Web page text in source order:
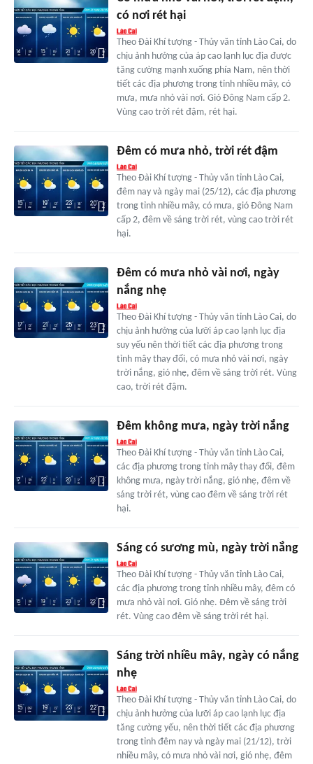
có nơi rét hại
Theo Đài Khí tượng - Thủy văn tỉnh Lào Cai, do
chịu ảnh hưởng của áp cao lạnh lục địa được
tăng cường mạnh xuống phía Nam, nên thời
tiết các địa phương trong tỉnh nhiều mây, có
mưa, mưa nhỏ vài nơi. Gió Đông Nam cấp 2.
Vùng cao trời rét đậm, rét hại.
Đêm có mưa nhỏ, trời rét đậm
Theo Đài Khí tượng - Thủy văn tỉnh Lào Cai,
đêm nay và ngày mai (25/12), các địa phương
trong tỉnh nhiều mây, có mưa, gió Đông Nam
cấp 2, đêm về sáng trời rét, vùng cao trời rét
hại.
Đêm có mưa nhỏ vài nơi, ngày
nắng nhẹ
Theo Đài Khí tượng - Thủy văn tỉnh Lào Cai, do
chịu ảnh hưởng của lưỡi áp cao lạnh lục địa
suy yếu nên thời tiết các địa phương trong
tỉnh mây thay đổi, có mưa nhỏ vài nơi, ngày
trời nắng, gió nhẹ, đêm về sáng trời rét. Vùng
cao, trời rét đậm.
Đêm không mưa, ngày trời nắng
Theo Đài Khí tượng - Thủy văn tỉnh Lào Cai,
các địa phương trong tỉnh mây thay đổi, đêm
không mưa, ngày trời nắng, gió nhẹ, đêm về
sáng trời rét, vùng cao đêm về sáng trời rét
hại.
Sáng có sương mù, ngày trời nắng
Theo Đài Khí tượng - Thủy văn tỉnh Lào Cai,
các địa phương trong tỉnh nhiều mây, đêm có
mưa nhỏ vài nơi. Gió nhẹ. Đêm về sáng trời
rét. Vùng cao đêm về sáng trời rét hại.
Sáng trời nhiều mây, ngày có nắng
nhẹ
Theo Đài Khí tượng - Thủy văn tỉnh Lào Cai, do
chịu ảnh hưởng của lưỡi áp cao lạnh lục địa
tăng cường yếu, nên thời tiết các địa phương
trong tỉnh đêm nay và ngày mai (21/12), trời
nhiều mây, có mưa nhỏ vài nơi, gió nhẹ, đêm